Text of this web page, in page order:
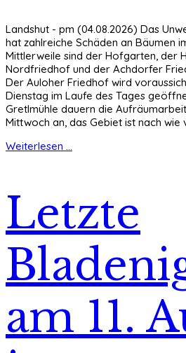
Landshut - pm (04.08.2026) Das
hat zahlreiche Schäden an Bäumen
Mittlerweile sind der Hofgarten, der
Nordfriedhof und der Achdorfer
Der Auloher Friedhof wird
Dienstag im Laufe des Tages
Gretlmühle dauern die
Mittwoch an, das Gebiet ist nach wie
Weiterlesen ...
Letzte
am 11.